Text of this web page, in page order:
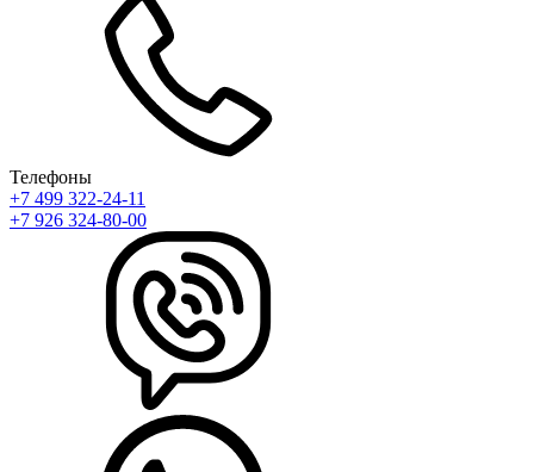
Телефоны
+7 499 322-24-11
+7 926 324-80-00